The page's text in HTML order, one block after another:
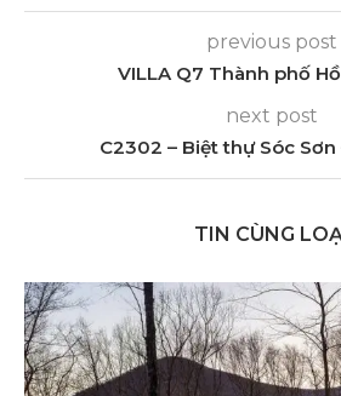
previous post
VILLA Q7 Thành phố
next post
C2302 – Biệt thự Sóc Sơn
TIN CÙNG